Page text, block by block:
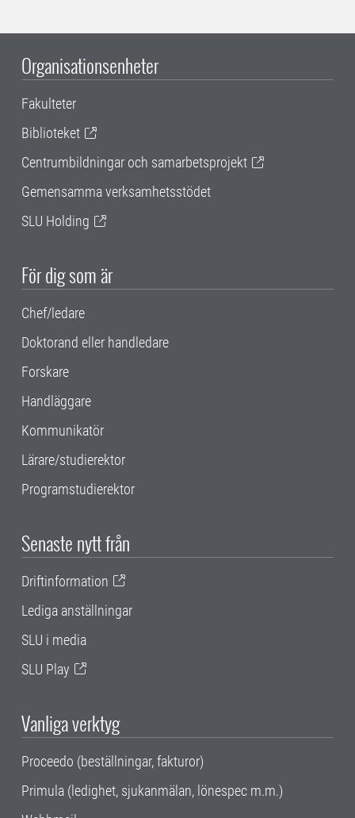
Organisationsenheter
Fakulteter
Biblioteket
Centrumbildningar och samarbetsprojekt
Gemensamma verksamhetsstödet
SLU Holding
För dig som är
Chef/ledare
Doktorand eller handledare
Forskare
Handläggare
Kommunikatör
Lärare/studierektor
Programstudierektor
Senaste nytt från
Driftinformation
Lediga anställningar
SLU i media
SLU Play
Vanliga verktyg
Proceedo (beställningar, fakturor)
Primula (ledighet, sjukanmälan, lönespec m.m.)